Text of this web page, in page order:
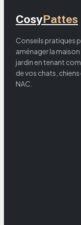
CosyPattes
Conseils pratiques
aménager la maison
jardin en tenant
de vos chats, chiens
NAC.